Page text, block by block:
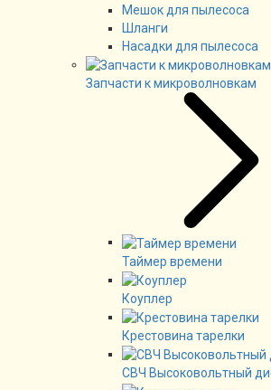
Мешок для пылесоса
Шланги
Насадки для пылесоса
Запчасти к микроволновкам
Таймер времени
Коуплер
Крестовина тарелки
СВЧ Высоковольтный